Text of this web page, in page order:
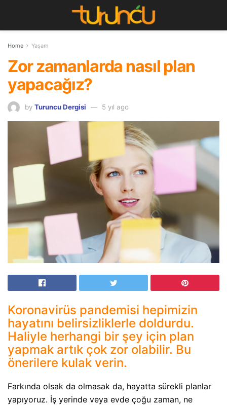
Home Yaşam
Zor zamanlarda nasıl plan
yapacağız?
by Turuncu Dergisi 5 yıl ago
Koronavirüs pandemisi hepimizin
hayatını belirsizliklerle doldurdu.
Haliyle herhangi bir şey için plan
yapmak artık çok zor olabilir. Bu
önerilere kulak verin.
Farkında olsak da olmasak da, hayatta sürekli planlar
yapıyoruz. İş yerinde veya evde çoğu zaman, ne